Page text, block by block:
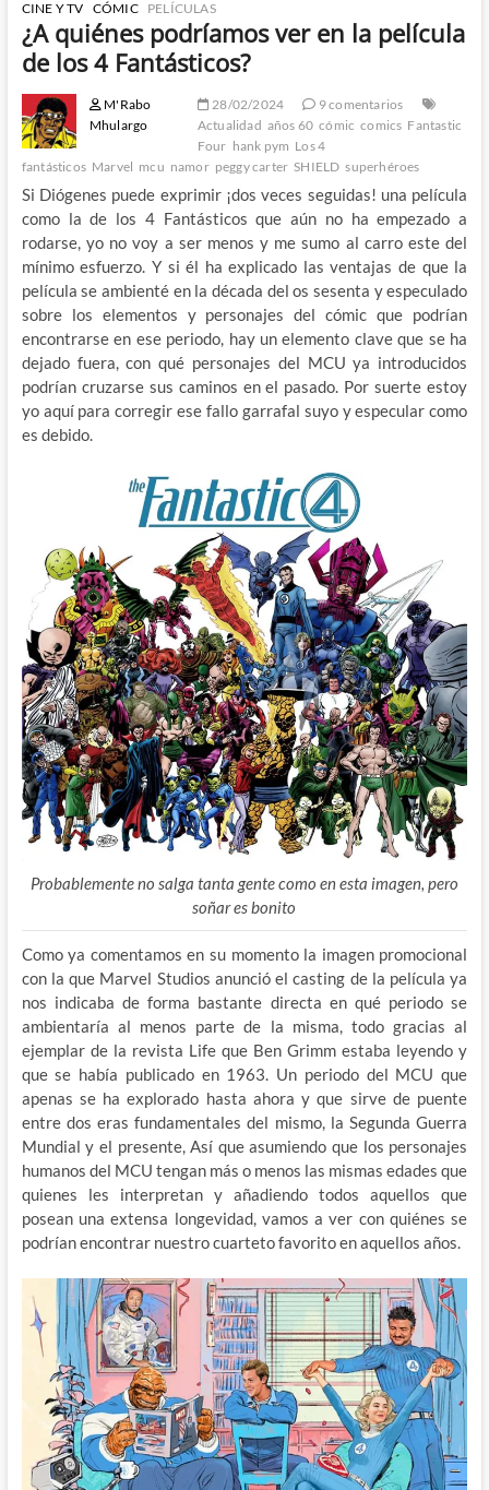
CINE Y TV CÓMIC PELÍCULAS
¿A quiénes podríamos ver en la película
de los 4 Fantásticos?
M'Rabo
Mhulargo
28/02/2024
9 comentarios
Actualidad años 60 cómic comics Fantastic
Four hank pym Los 4
fantásticos Marvel mcu namor peggy carter SHIELD superhéroes
Si Diógenes puede exprimir ¡dos veces seguidas! una película
como la de los 4 Fantásticos que aún no ha empezado a
rodarse, yo no voy a ser menos y me sumo al carro este del
mínimo esfuerzo. Y si él ha explicado las ventajas de que la
película se ambienté en la década del os sesenta y especulado
sobre los elementos y personajes del cómic que podrían
encontrarse en ese periodo, hay un elemento clave que se ha
dejado fuera, con qué personajes del MCU ya introducidos
podrían cruzarse sus caminos en el pasado. Por suerte estoy
yo aquí para corregir ese fallo garrafal suyo y especular como
es debido.
Probablemente no salga tanta gente como en esta imagen, pero
soñar es bonito
Como ya comentamos en su momento la imagen promocional
con la que Marvel Studios anunció el casting de la película ya
nos indicaba de forma bastante directa en qué periodo se
ambientaría al menos parte de la misma, todo gracias al
ejemplar de la revista Life que Ben Grimm estaba leyendo y
que se había publicado en 1963. Un periodo del MCU que
apenas se ha explorado hasta ahora y que sirve de puente
entre dos eras fundamentales del mismo, la Segunda Guerra
Mundial y el presente, Así que asumiendo que los personajes
humanos del MCU tengan más o menos las mismas edades que
quienes les interpretan y añadiendo todos aquellos que
posean una extensa longevidad, vamos a ver con quiénes se
podrían encontrar nuestro cuarteto favorito en aquellos años.